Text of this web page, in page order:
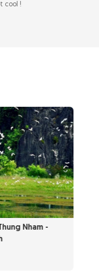
cool !
Nham -